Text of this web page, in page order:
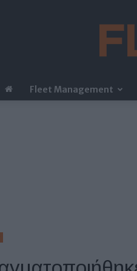
Fleet Management